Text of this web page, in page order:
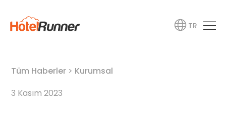
TR
Tüm Haberler > Kurumsal
3 Kasım 2023